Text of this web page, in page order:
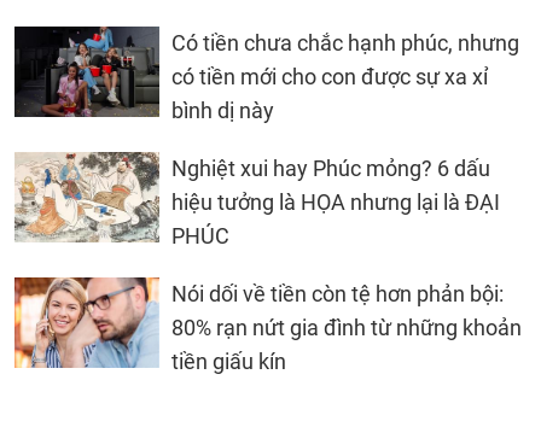
Có tiền chưa chắc hạnh phúc, nhưng
có tiền mới cho con được sự xa xỉ
bình dị này
Nghiệt xui hay Phúc mỏng? 6 dấu
hiệu tưởng là HỌA nhưng lại là ĐẠI
PHÚC
Nói dối về tiền còn tệ hơn phản bội:
80% rạn nứt gia đình từ những khoản
tiền giấu kín